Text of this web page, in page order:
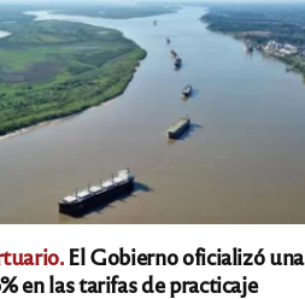
El Gobierno oficializó una
en las tarifas de practicaje